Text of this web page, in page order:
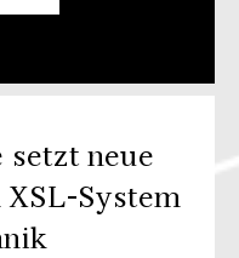
setzt neue
System